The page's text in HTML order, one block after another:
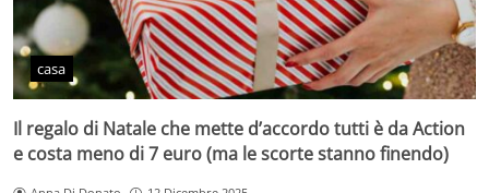
casa
Il regalo di Natale che mette d’accordo tutti è da Action
e costa meno di 7 euro (ma le scorte stanno finendo)